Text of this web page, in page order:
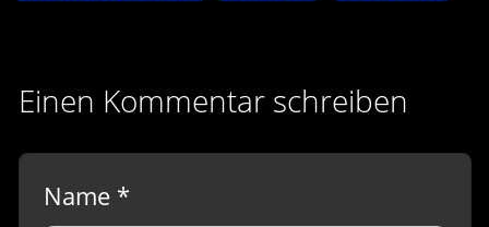
Einen Kommentar schreiben
Name *